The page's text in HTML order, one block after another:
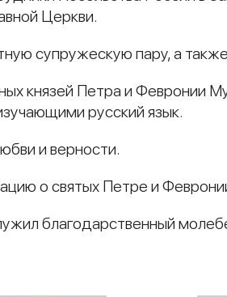
Церкви.
супружескую пару, а
князей Петра и Февронии
русский язык.
и верности.
о святых Петре и
благодарственный